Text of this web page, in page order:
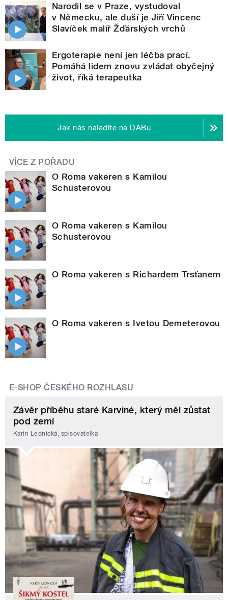
Narodil se v Praze, vystudoval
v Německu, ale duší je Jiří Vincenc
Slavíček malíř Žďárských vrchů
Ergoterapie není jen léčba prací.
Pomáhá lidem znovu zvládat obyčejný
život, říká terapeutka
Jak nás naladíte na DABu
VÍCE Z POŘADU
O Roma vakeren s Kamilou
Schusterovou
O Roma vakeren s Kamilou
Schusterovou
O Roma vakeren s Richardem Trsťanem
O Roma vakeren s Ivetou Demeterovou
E-SHOP ČESKÉHO ROZHLASU
Závěr příběhu staré Karviné, který měl zůstat
pod zemí
Karin Lednická, spisovatelka